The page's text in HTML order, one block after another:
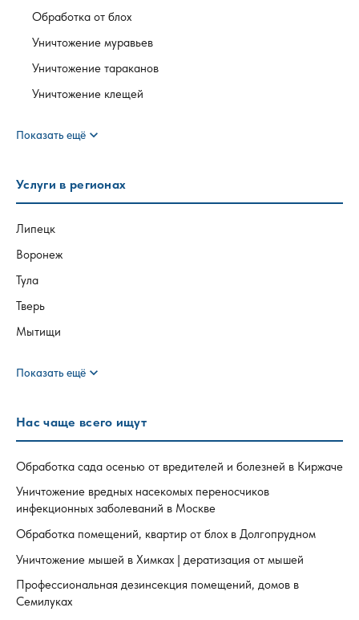
Обработка от блох
Уничтожение муравьев
Уничтожение тараканов
Уничтожение клещей
Показать ещё expand_more
Услуги в регионах
Липецк
Воронеж
Тула
Тверь
Мытищи
Показать ещё expand_more
Нас чаще всего ищут
Обработка сада осенью от вредителей и болезней в Киржаче
Уничтожение вредных насекомых переносчиков
инфекционных заболеваний в Москве
Обработка помещений, квартир от блох в Долгопрудном
Уничтожение мышей в Химках | дератизация от мышей
Профессиональная дезинсекция помещений, домов в
Семилуках